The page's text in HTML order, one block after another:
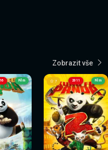
Zobrazit vše
Film 2011
7 Film